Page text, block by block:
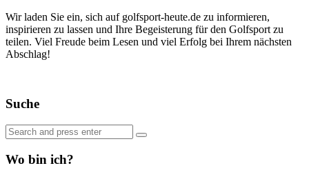
Wir laden Sie ein, sich auf golfsport-heute.de zu informieren,
inspirieren zu lassen und Ihre Begeisterung für den Golfsport zu
teilen. Viel Freude beim Lesen und viel Erfolg bei Ihrem nächsten
Abschlag!
Suche
Search
for:
Search
Wo bin ich?